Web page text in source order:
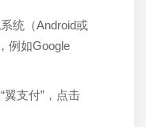
统（Android或
例如Google
翼支付”，点击